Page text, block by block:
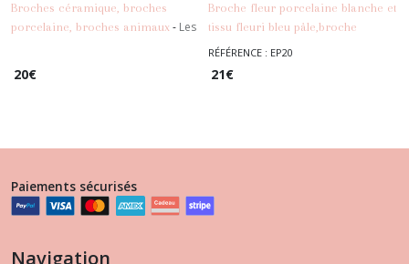
Broches céramique, broches
porcelaine, broches animaux - Les
20€
Broche fleur porcelaine blanche et
tissu fleuri bleu pâle,broche
fleurs,badge fleuri,porcelaine
Fibules
RÉFÉRENCE : EP20
21€
Paiements sécurisés
Navigation